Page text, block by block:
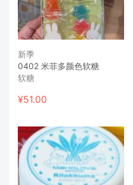
新季
0402 米菲多颜色软糖
软糖
¥51.00